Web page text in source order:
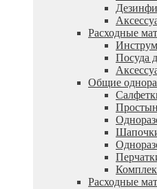
Расходные
Посуда
Общие
Расходные